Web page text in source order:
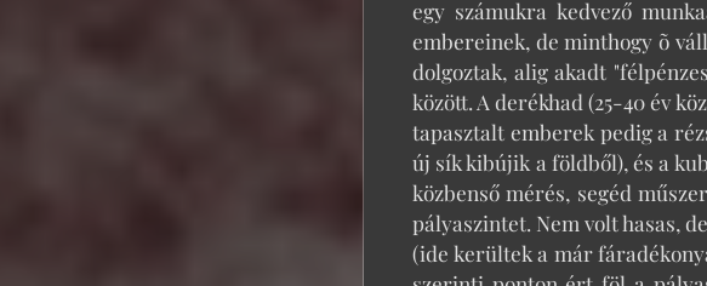
egy számukra kedvező
embereinek, de minthogy õ
dolgoztak, alig akadt
között. A derékhad (25-40 év
tapasztalt emberek pedig a
új sík kibújik a földből), és a
közbenső mérés, segéd
pályaszintet. Nem volt hasas,
(ide kerültek a már